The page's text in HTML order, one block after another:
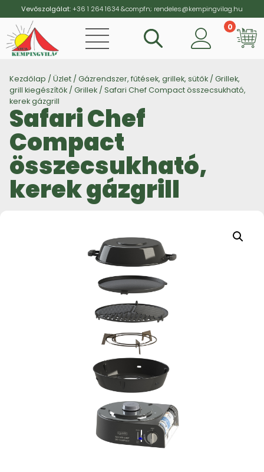
Vevőszolgálat:+36 1 264 1634&compfn; rendeles@kempingvilag.hu
0
Kezdőlap / Üzlet / Gázrendszer, fűtések, grillek, sütők / Grillek,
grill kiegészítők / Grillek / Safari Chef Compact összecsukható,
kerek gázgrill
Safari Chef
Compact
összecsukható,
kerek gázgrill